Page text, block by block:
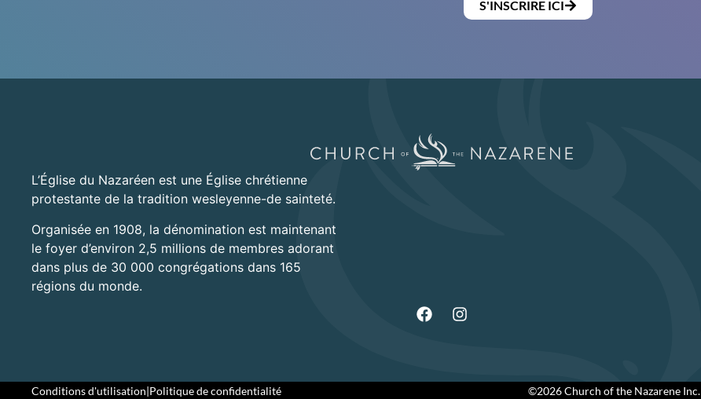
S'INSCRIRE ICI
L’Église du Nazaréen est une Église chrétienne
protestante de la tradition wesleyenne-de sainteté.
Organisée en 1908, la dénomination est maintenant
le foyer d’environ 2,5 millions de membres adorant
dans plus de 30 000 congrégations dans 165
régions du monde.
Conditions d'utilisation|Politique de confidentialité ©2026 Church of the Nazarene Inc.